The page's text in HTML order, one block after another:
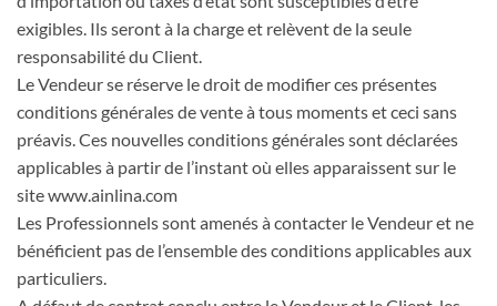
exigibles. Ils seront à la charge et relèvent de la seule
responsabilité du Client.
Le Vendeur se réserve le droit de modifier ces présentes
conditions générales de vente à tous moments et ceci sans
préavis. Ces nouvelles conditions générales sont déclarées
applicables à partir de l’instant où elles apparaissent sur le
site www.ainlina.com
Les Professionnels sont amenés à contacter le Vendeur et ne
bénéficient pas de l’ensemble des conditions applicables aux
particuliers.